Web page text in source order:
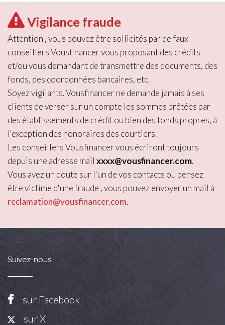
Vigilance fraude
Attention , vous pouvez être sollicités par de faux
conseillers Vousfinancer vous proposant des crédits
et/ou vous demandant de transmettre des documents, des
fonds, des coordonnées bancaires, etc.
Soyez vigilants. Vousfinancer ne demande jamais à ses
clients de verser sur un compte les sommes prêtées par
des établissements de crédit ou bien des fonds propres, à
l'exception des honoraires des courtiers.
Les conseillers Vousfinancer vous écriront toujours
depuis une adresse mail xxxx@vousfinancer.com.
Vous avez un doute sur l'un de vos contacts ou pensez
être victime d'une fraude , vous pouvez envoyer un mail à
reclamation@vousfinancer.com.
Suivez-nous
sur Facebook
sur X